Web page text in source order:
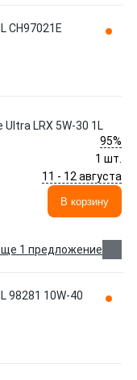
CH97021E
LRX 5W-30 1L
95%
1 шт.
11 - 12 августа
В корзину
1 предложение
98281 10W-40